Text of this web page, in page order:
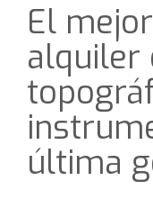
El
alquiler
última